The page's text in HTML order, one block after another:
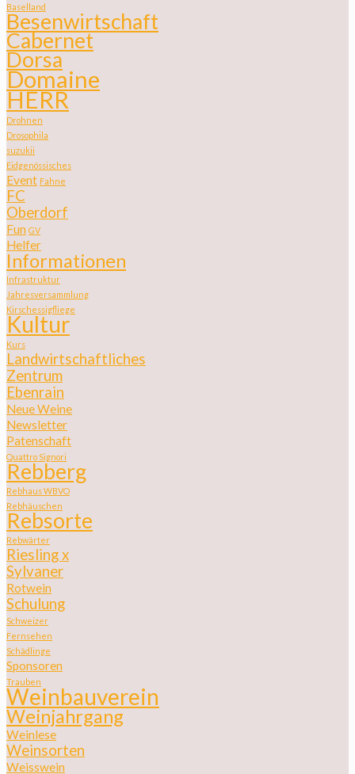
Baselland
Besenwirtschaft
Cabernet
Dorsa
Domaine
HERR
Drohnen
Drosophila
suzukii
Eidgenössisches
Event Fahne
FC
Oberdorf
Fun GV
Helfer
Informationen
Infrastruktur
Jahresversammlung
Kirschessigfliege
Kultur
Kurs
Landwirtschaftliches
Zentrum
Ebenrain
Neue Weine
Newsletter
Patenschaft
Quattro Signori
Rebberg
Rebhaus WBVO
Rebhäuschen
Rebsorte
Rebwärter
Riesling x
Sylvaner
Rotwein
Schulung
Schweizer
Fernsehen
Schädlinge
Sponsoren
Trauben
Weinbauverein
Weinjahrgang
Weinlese
Weinsorten
Weisswein